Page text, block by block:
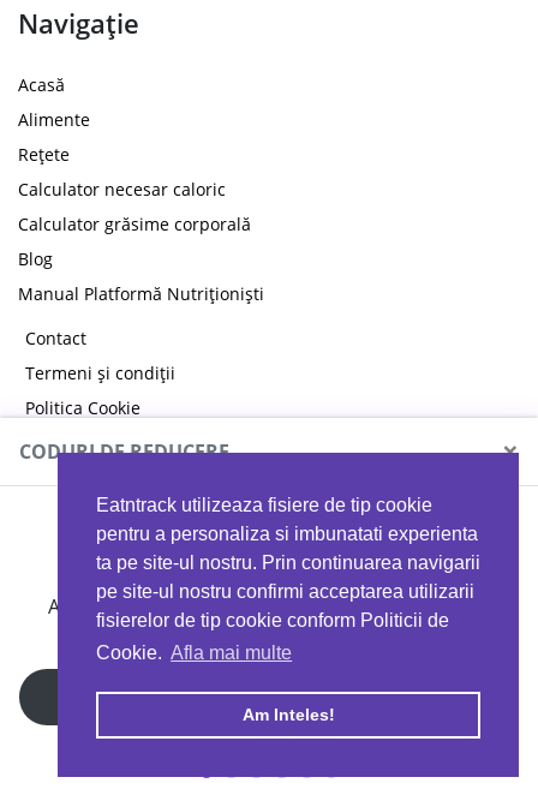
Eatntrack utilizeaza fisiere de tip cookie
pentru a personaliza si imbunatati experienta
ta pe site-ul nostru. Prin continuarea navigarii
pe site-ul nostru confirmi acceptarea utilizarii
fisierelor de tip cookie conform Politicii de
Cookie. Afla mai multe
Am Inteles!
Navigație
Acasă
Alimente
Rețete
Calculator necesar caloric
Calculator grăsime corporală
Blog
Manual Platformă Nutriționiști
Contact
Termeni și condiții
Politica Cookie
Politica de confidențialitate
Copyright © 2026 EAT & TRACK S.R.L
CODURI DE REDUCERE ×
MYPROTEIN
Ai 40%reducere la orice comandă folosind codul
EATTRACK
Profită acum